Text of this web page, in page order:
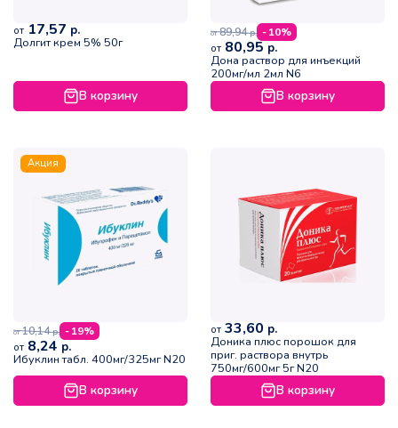
от 17,57 р.
Долгит крем 5% 50г
В корзину
от 89,94р. - 10%
от 80,95 р.
Дона раствор для инъекций
200мг/мл 2мл N6
В корзину
Акция
от 10,14р. - 19%
от 8,24 р.
Ибуклин табл. 400мг/325мг N20
В корзину
от 33,60 р.
Доника плюс порошок для
приг. раствора внутрь
750мг/600мг 5г N20
В корзину